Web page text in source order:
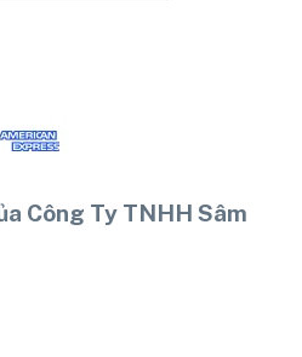
Công Ty TNHH Sâm